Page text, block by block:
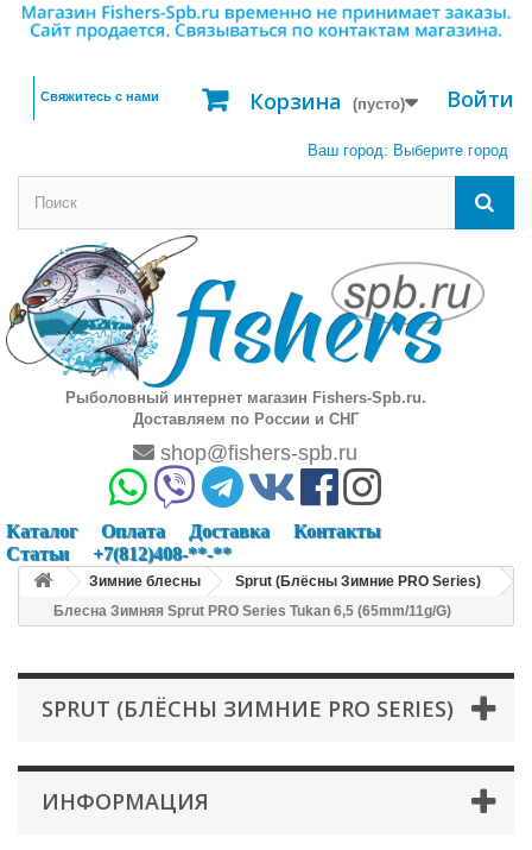
Войти
Корзина (пусто)
Свяжитесь с нами
Ваш город: Выберите город
Рыболовный интернет магазин Fishers-Spb.ru.
Доставляем по России и СНГ
shop@fishers-spb.ru
Каталог Оплата Доставка
Контакты
Статьи
+7(812)408-**-**
Зимние блесны
Sprut (Блёсны Зимние PRO Series)
Блесна Зимняя Sprut PRO Series Tukan 6,5 (65mm/11g/G)
SPRUT (БЛЁСНЫ ЗИМНИЕ PRO SERIES)
ИНФОРМАЦИЯ